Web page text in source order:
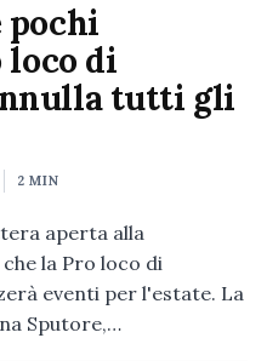
pochi
di
tutti gli
2 MIN
aperta alla
la Pro loco di
eventi per l'estate. La
Sputore,…